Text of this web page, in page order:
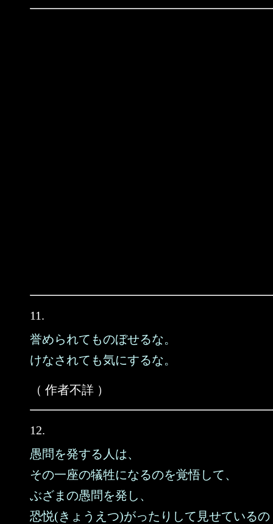
11.
誉められてものぼせるな。
けなされても気にするな。
（ 作者不詳 ）
12.
愚問を発する人は、
その一座の犠牲になるのを覚悟して、
ぶざまの愚問を発し、
恐悦(きょうえつ)がったりして見せているの